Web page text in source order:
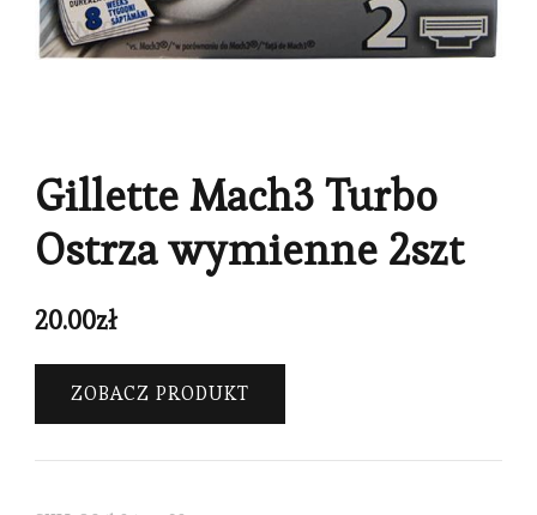
Gillette Mach3 Turbo
Ostrza wymienne 2szt
20.00zł
ZOBACZ PRODUKT